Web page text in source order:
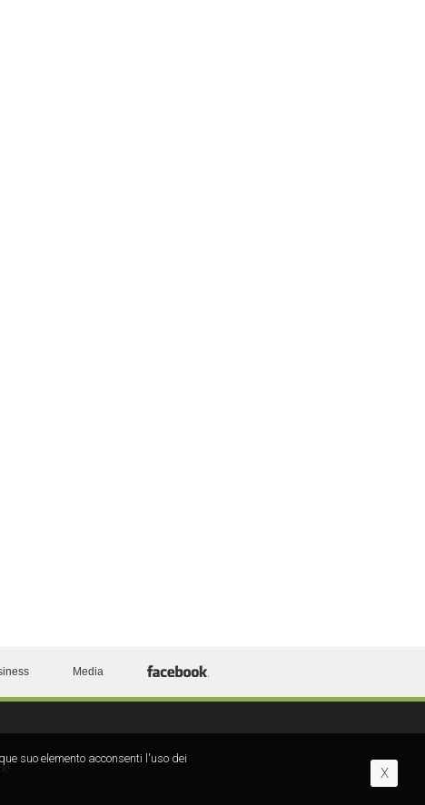
Media
suo elemento acconsenti l′uso dei
X